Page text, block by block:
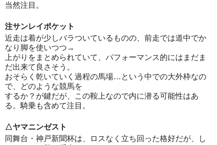
当然注目。
注サンレイポケット
近走は着が少しバラついているものの、前走では道中でか
なり脚を使いつつ→
上がりをまとめられていて、パフォーマンス的にはまだま
だ出来て良さそう。
おそらく乾いていく過程の馬場…という中での大外枠なの
で、どのような競馬を
するか？が鍵だが、この鞍上なので内に潜る可能性はあ
る。騎乗も含めて注目。
△ヤマニンゼスト
同舞台・神戸新聞杯は、ロスなく立ち回った格好だが、し